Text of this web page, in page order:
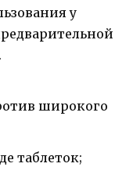
у
широкого
таблеток;